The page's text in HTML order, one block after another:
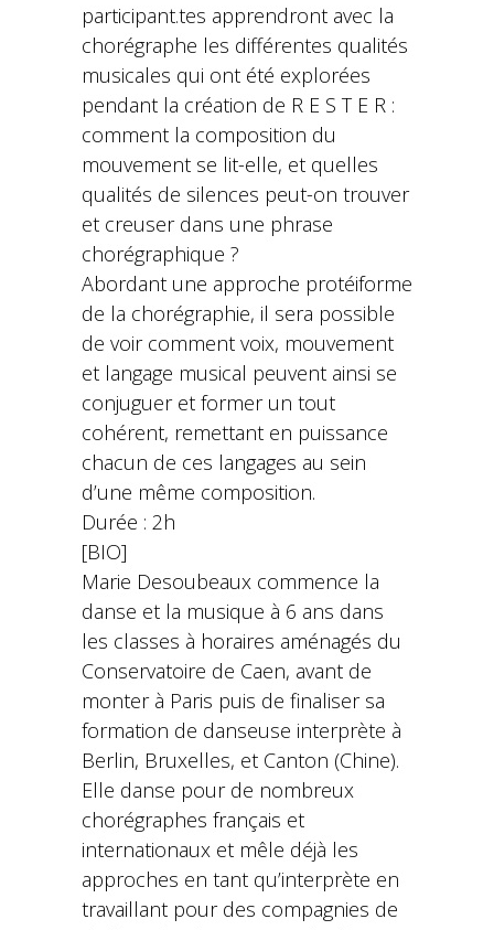
participant.tes apprendront avec la
chorégraphe les différentes qualités
musicales qui ont été explorées
pendant la création de R E S T E R :
comment la composition du
mouvement se lit-elle, et quelles
qualités de silences peut-on trouver
et creuser dans une phrase
chorégraphique ?
Abordant une approche protéiforme
de la chorégraphie, il sera possible
de voir comment voix, mouvement
et langage musical peuvent ainsi se
conjuguer et former un tout
cohérent, remettant en puissance
chacun de ces langages au sein
d’une même composition.
Durée : 2h
[BIO]
Marie Desoubeaux commence la
danse et la musique à 6 ans dans
les classes à horaires aménagés du
Conservatoire de Caen, avant de
monter à Paris puis de finaliser sa
formation de danseuse interprète à
Berlin, Bruxelles, et Canton (Chine).
Elle danse pour de nombreux
chorégraphes français et
internationaux et mêle déjà les
approches en tant qu’interprète en
travaillant pour des compagnies de